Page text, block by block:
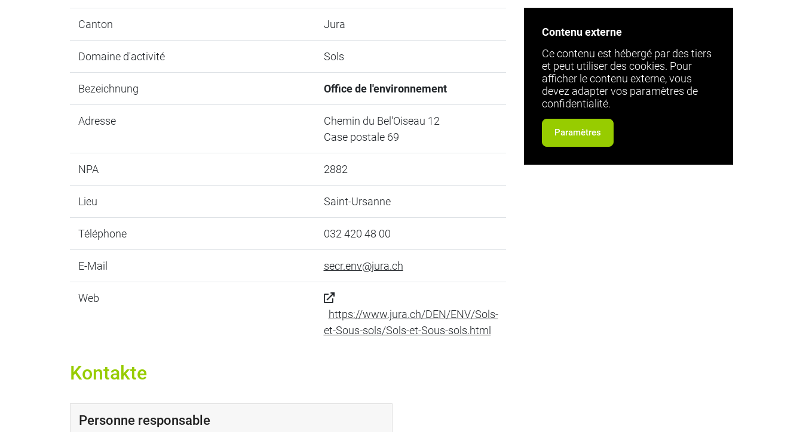
Canton Jura
Domaine d'activité Sols
Bezeichnung Office de l'environnement
Adresse
Chemin du Bel'Oiseau 12
Case postale 69
NPA 2882
Lieu Saint-Ursanne
Téléphone 032 420 48 00
E-Mail secr.env@jura.ch
Web
https://www.jura.ch/DEN/ENV/Sols-
et-Sous-sols/Sols-et-Sous-sols.html
Contenu externe
Ce contenu est hébergé par des tiers
et peut utiliser des cookies. Pour
afficher le contenu externe, vous
devez adapter vos paramètres de
confidentialité.
Paramètres
Kontakte
Personne responsable